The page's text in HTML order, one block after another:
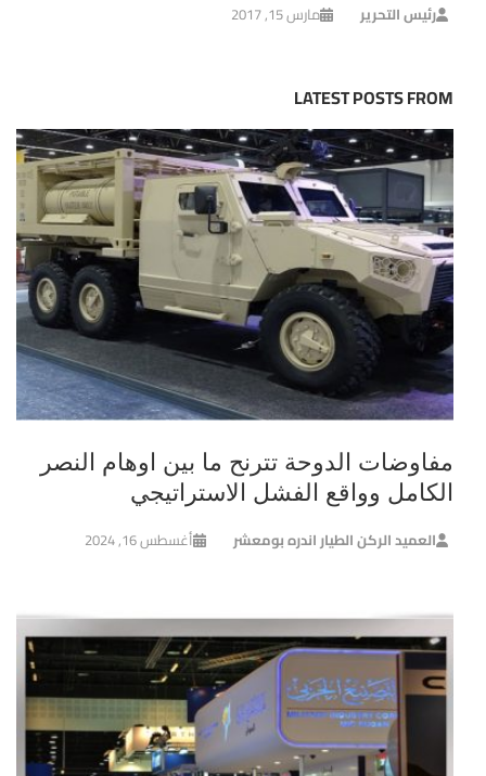
رئيس التحرير مارس 15, 2017
LATEST POSTS FROM
مفاوضات الدوحة تترنح ما بين اوهام النصر
الكامل وواقع الفشل الاستراتيجي
العميد الركن الطيار اندره بومعشر أغسطس 16, 2024